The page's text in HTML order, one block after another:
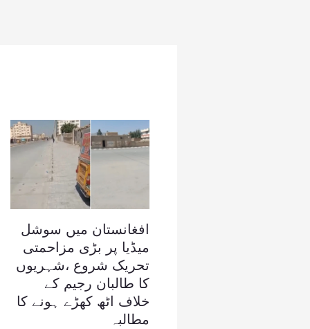
افغانستان میں سوشل
میڈیا پر بڑی مزاحمتی
تحریک شروع ،شہریوں
کا طالبان رجیم کے
خلاف اٹھ کھڑے ہونے کا
مطالبہ